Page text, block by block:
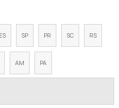
ES SP PR SC RS
AM PA